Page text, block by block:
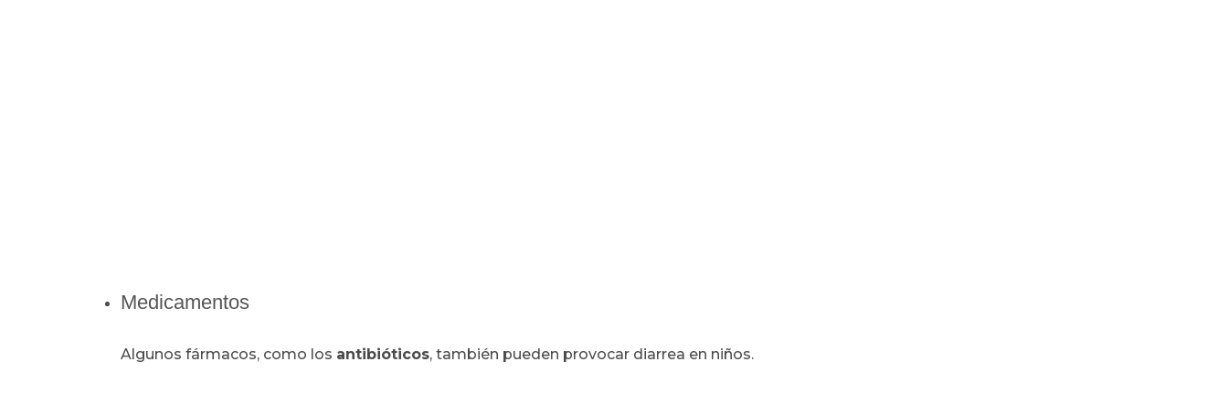
Medicamentos
Algunos fármacos, como los antibióticos, también pueden provocar diarrea en niños.